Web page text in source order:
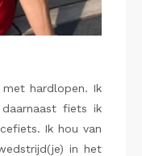
hardlopen. Ik
fiets ik
Ik hou van
in het